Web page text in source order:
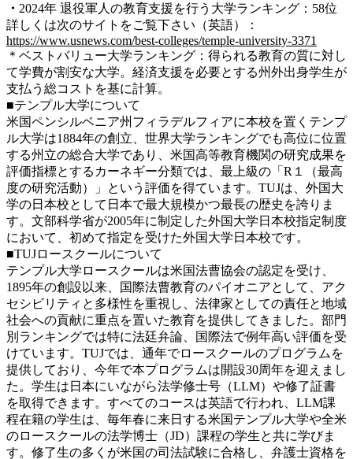
・ 2024年 退役軍人の教育支援を行う大学ランキング：58位
詳しくは次のサイトをご覧下さい（英語）：
https://www.usnews.com/best-colleges/temple-university-3371
＊ベストバリュー大学ランキング：得られる教育の質に対し
て学費が割安な大学。経済支援を必要とする州外出身学生が
支払う総コストを基に計算。
■テンプル大学について
米国ペンシルベニア州フィラデルフィアに本校を置くテンプ
ル大学は1884年の創立、世界大学ランキングでも高位に位置
する州立の総合大学であり、米国高等教育機関の研究成果を
評価指標とするカーネギー分類では、最上級の「R１（最高
度の研究活動）」という評価を得ています。TUJは、外国大
学の日本校として日本で最大規模かつ最長の歴史を誇りま
す。文部科学省が2005年に制定した外国大学日本校指定制度
において、初めて指定を受けた外国大学日本校です。
■TUJロースクールについて
テンプル大学ロースクールは米国法曹協会の認定を受け、
1895年の創設以来、国際法曹教育のパイオニアとして、アク
セシビリティと多様性を重視し、法律家としての責任と地域
社会への貢献に重点を置いた教育を提供してきました。部門
別ランキングでは特に法廷弁論、国際法で例年高い評価を受
けています。TUJでは、通年でロースクールのプログラムを
提供しており、今年で本プログラムは開設30周年を迎えまし
た。学生は日本にいながら法学修士号（LLM）や修了証書
を取得できます。すべてのコースは英語で行われ、LLM課
程在籍の学生は、毎年春に来日する米国テンプル大学や全米
のロースクールの法学博士（JD）課程の学生と共に学びま
す。修了生の多くが米国の司法試験に合格し、弁護士資格を